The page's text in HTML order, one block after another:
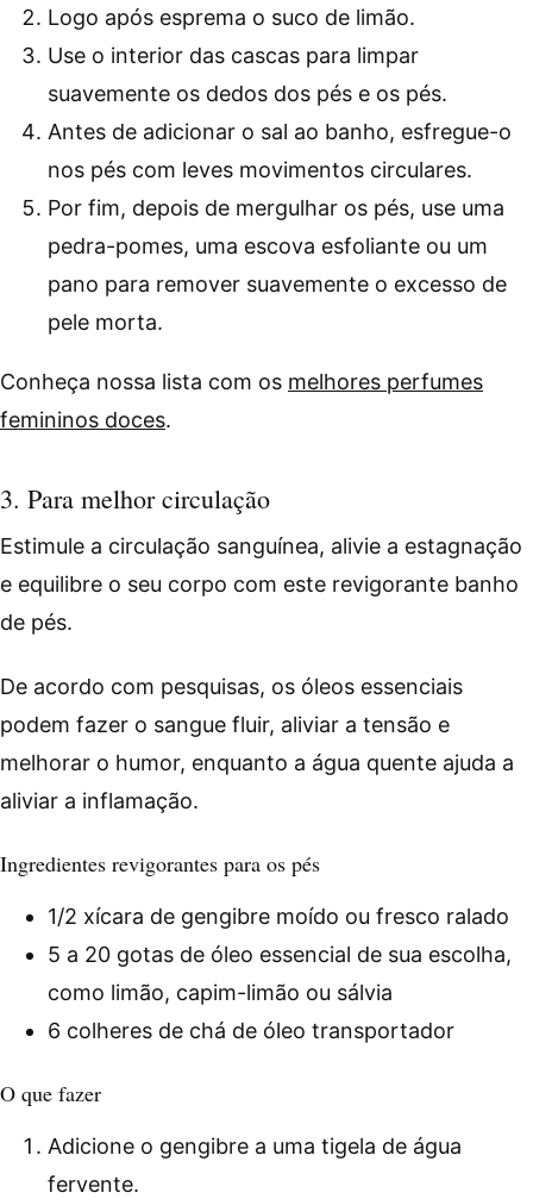
Logo após esprema o suco de limão.
Use o interior das cascas para limpar
suavemente os dedos dos pés e os pés.
Antes de adicionar o sal ao banho, esfregue-o
nos pés com leves movimentos circulares.
Por fim, depois de mergulhar os pés, use uma
pedra-pomes, uma escova esfoliante ou um
pano para remover suavemente o excesso de
pele morta.
Conheça nossa lista com os melhores perfumes
femininos doces.
3. Para melhor circulação
Estimule a circulação sanguínea, alivie a estagnação
e equilibre o seu corpo com este revigorante banho
de pés.
De acordo com pesquisas, os óleos essenciais
podem fazer o sangue fluir, aliviar a tensão e
melhorar o humor, enquanto a água quente ajuda a
aliviar a inflamação.
Ingredientes revigorantes para os pés
1/2 xícara de gengibre moído ou fresco ralado
5 a 20 gotas de óleo essencial de sua escolha,
como limão, capim-limão ou sálvia
6 colheres de chá de óleo transportador
O que fazer
Adicione o gengibre a uma tigela de água
fervente.